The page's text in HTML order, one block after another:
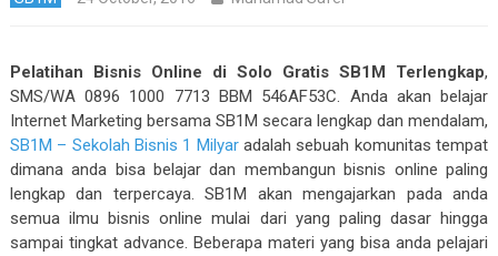
Pelatihan Bisnis Online di Solo Gratis SB1M Terlengkap,
SMS/WA 0896 1000 7713 BBM 546AF53C. Anda akan belajar
Internet Marketing bersama SB1M secara lengkap dan mendalam,
SB1M – Sekolah Bisnis 1 Milyaradalah sebuah komunitas tempat
dimana anda bisa belajar dan membangun bisnis online paling
lengkap dan terpercaya. SB1M akan mengajarkan pada anda
semua ilmu bisnis online mulai dari yang paling dasar hingga
sampai tingkat advance. Beberapa materi yang bisa anda pelajari